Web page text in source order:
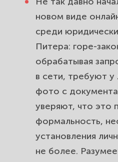
новом виде
среди
Питера: горе-
обрабатывая
в сети, требуют
фото с
уверяют, что это
формальность,
установления
не более.